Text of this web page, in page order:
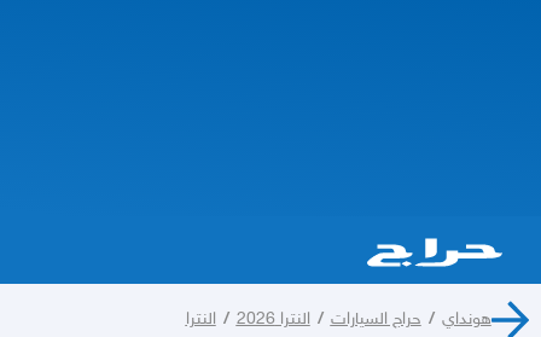
هونداي / حراج السيارات / النترا 2026 / النترا